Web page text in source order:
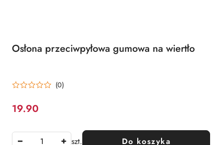
Osłona przeciwpyłowa gumowa na wiertło
(0)
Cena:
19.90
szt. Do koszyka